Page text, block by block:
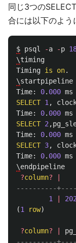
同じ3つの
合には以下のよう
$ psql -a -p
\timing
Timing is on.
\startpipeline
Time: 0. 000 ms
SELECT 1 ,
Time: 0. 000 ms
SELECT 2 ,
Time: 0. 000 ms
SELECT 3,
Time: 0. 000 ms
\endpipeline
?column?
----------
1
(1 row)
?column?